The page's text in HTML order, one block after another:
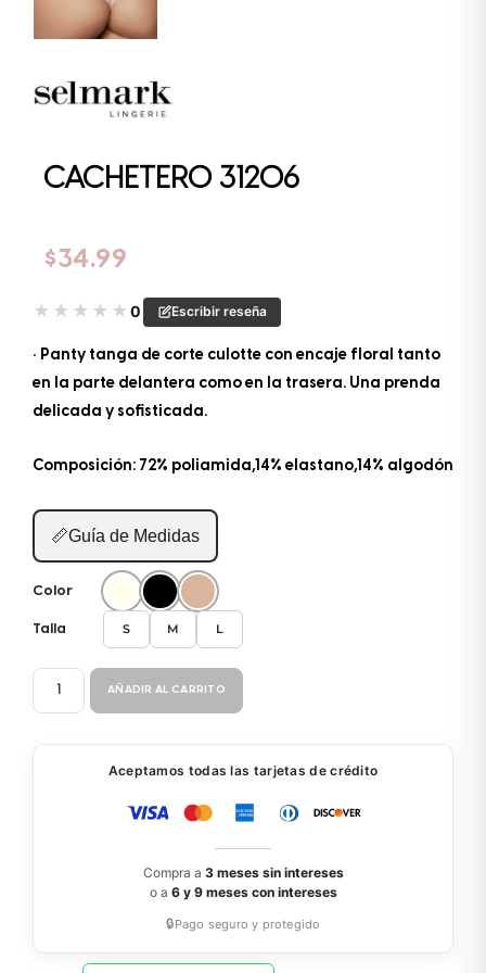
CACHETERO 31206
$34.99
★ ★ ★ ★ ★0 Escribir reseña
• Panty tanga de corte culotte con encaje floral tanto
en la parte delantera como en la trasera. Una prenda
delicada y sofisticada.
Composición: 72% poliamida,14% elastano,14% algodón
📏Guía de Medidas
Color
Talla S M L
CACHETERO
31206
AÑADIR AL CARRITO
Aceptamos todas las tarjetas de crédito
Compra a 3 meses sin intereses
o a 6 y 9 meses con intereses
🔒Pago seguro y protegido